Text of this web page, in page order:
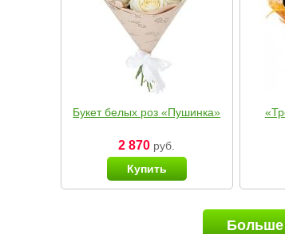
Букет белых роз «Пушинка»
2 870 руб.
Купить
Больше